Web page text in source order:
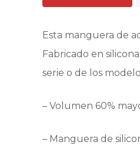
Esta manguera de
Fabricado en
serie o de los
– Volumen 60%
– Manguera de